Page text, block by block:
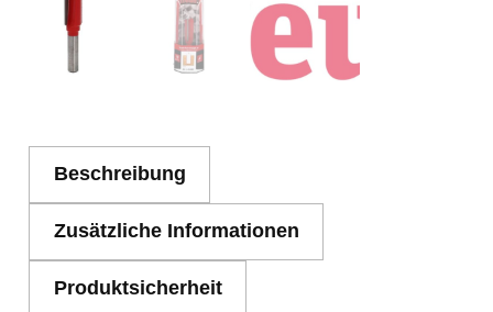
Beschreibung
Zusätzliche Informationen
Produktsicherheit